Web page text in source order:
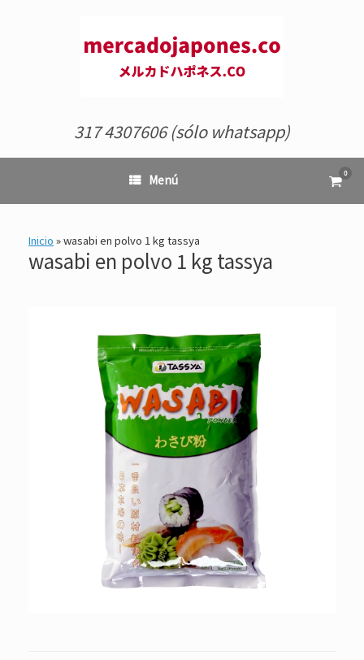
317 4307606 (sólo whatsapp)
Menú Ver
el
0
Inicio »wasabi en polvo 1 kg tassya
wasabi en polvo 1 kg tassya